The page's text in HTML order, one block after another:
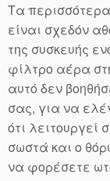
Τα
είναι σχεδόν
της συσκευής
φίλτρο αέρα
αυτό δεν
σας, για να
ότι λειτουργεί
σωστά και ο
να φορέσετε